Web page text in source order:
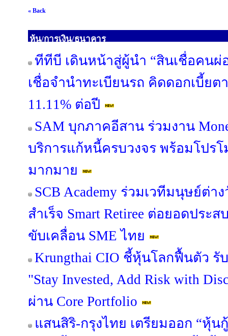
« Back
หุ้น/การเงิน/ธนาคาร
ทีทีบี เดินหน้าสู่ผู้นำ “สินเชื่อคน
เชื่อจำนำทะเบียนรถ คิดดอกเบี้ย
11.11% ต่อปี
SAM บุกภาคอีสาน ร่วมงาน
บริการแก้หนี้ครบวงจร พร้อมโปร
มากมาย
SCB Academy ร่วมเวทีมนุษย์ต่า
สำเร็จ Smart Retiree ต่อยอดปร
ขับเคลื่อน SME ไทย
Krungthai CIO ชี้หุ้นโลกฟื้นตัว
"Stay Invested, Add Risk with
ผ่าน Core Portfolio
แสนสิริ-กรุงไทย เตรียมออก “หุ้